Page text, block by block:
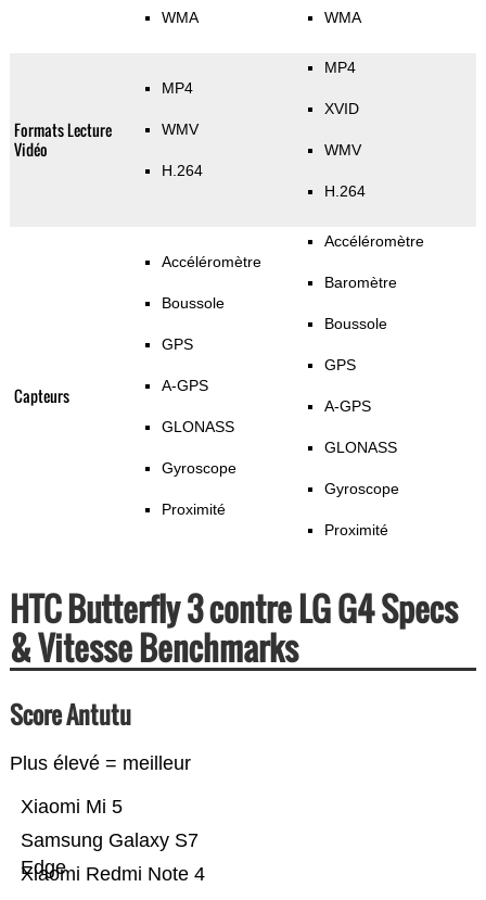
WMA WMA
Formats Lecture
Vidéo
MP4
WMV
H.264
MP4
XVID
WMV
H.264
Capteurs
Accéléromètre
Boussole
GPS
A-GPS
GLONASS
Gyroscope
Proximité
Accéléromètre
Baromètre
Boussole
GPS
A-GPS
GLONASS
Gyroscope
Proximité
HTC Butterfly 3 contre LG G4 Specs
& Vitesse Benchmarks
Score Antutu
Plus élevé = meilleur
Xiaomi Redmi Note 4
Samsung Galaxy S7
Edge
Xiaomi Mi 5